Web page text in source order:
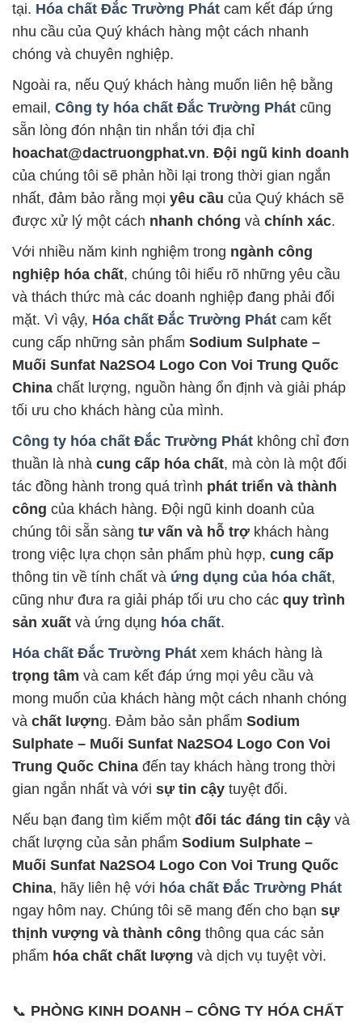
tại. Hóa chất Đắc Trường Phát cam kết đáp ứng
nhu cầu của Quý khách hàng một cách nhanh
chóng và chuyên nghiệp.
Ngoài ra, nếu Quý khách hàng muốn liên hệ bằng
email, Công ty hóa chất Đắc Trường Phát cũng
sẵn lòng đón nhận tin nhắn tới địa chỉ
hoachat@dactruongphat.vn. Đội ngũ kinh doanh
của chúng tôi sẽ phản hồi lại trong thời gian ngắn
nhất, đảm bảo rằng mọi yêu cầu của Quý khách sẽ
được xử lý một cách nhanh chóng và chính xác.
Với nhiều năm kinh nghiệm trong ngành công
nghiệp hóa chất, chúng tôi hiểu rõ những yêu cầu
và thách thức mà các doanh nghiệp đang phải đối
mặt. Vì vậy, Hóa chất Đắc Trường Phát cam kết
cung cấp những sản phẩm Sodium Sulphate –
Muối Sunfat Na2SO4 Logo Con Voi Trung Quốc
China chất lượng, nguồn hàng ổn định và giải pháp
tối ưu cho khách hàng của mình.
Công ty hóa chất Đắc Trường Phát không chỉ đơn
thuần là nhà cung cấp hóa chất, mà còn là một đối
tác đồng hành trong quá trình phát triển và thành
công của khách hàng. Đội ngũ kinh doanh của
chúng tôi sẵn sàng tư vấn và hỗ trợ khách hàng
trong việc lựa chọn sản phẩm phù hợp, cung cấp
thông tin về tính chất và ứng dụng của hóa chất,
cũng như đưa ra giải pháp tối ưu cho các quy trình
sản xuất và ứng dụng hóa chất.
Hóa chất Đắc Trường Phát xem khách hàng là
trọng tâm và cam kết đáp ứng mọi yêu cầu và
mong muốn của khách hàng một cách nhanh chóng
và chất lượng. Đảm bảo sản phẩm Sodium
Sulphate – Muối Sunfat Na2SO4 Logo Con Voi
Trung Quốc China đến tay khách hàng trong thời
gian ngắn nhất và với sự tin cậy tuyệt đối.
Nếu bạn đang tìm kiếm một đối tác đáng tin cậy và
chất lượng của sản phẩm Sodium Sulphate –
Muối Sunfat Na2SO4 Logo Con Voi Trung Quốc
China, hãy liên hệ với hóa chất Đắc Trường Phát
ngay hôm nay. Chúng tôi sẽ mang đến cho bạn sự
thịnh vượng và thành công thông qua các sản
phẩm hóa chất chất lượng và dịch vụ tuyệt vời.
📞 PHÒNG KINH DOANH – CÔNG TY HÓA CHẤT